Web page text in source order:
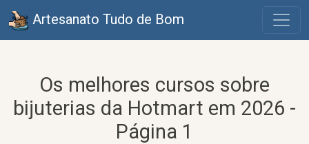
Artesanato Tudo de Bom
Os melhores cursos sobre
bijuterias da Hotmart em 2026 -
Página 1